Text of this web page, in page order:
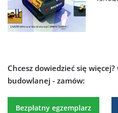
Chcesz dowiedzieć się więcej?
budowlanej - zamów:
Bezpłatny egzemplarz